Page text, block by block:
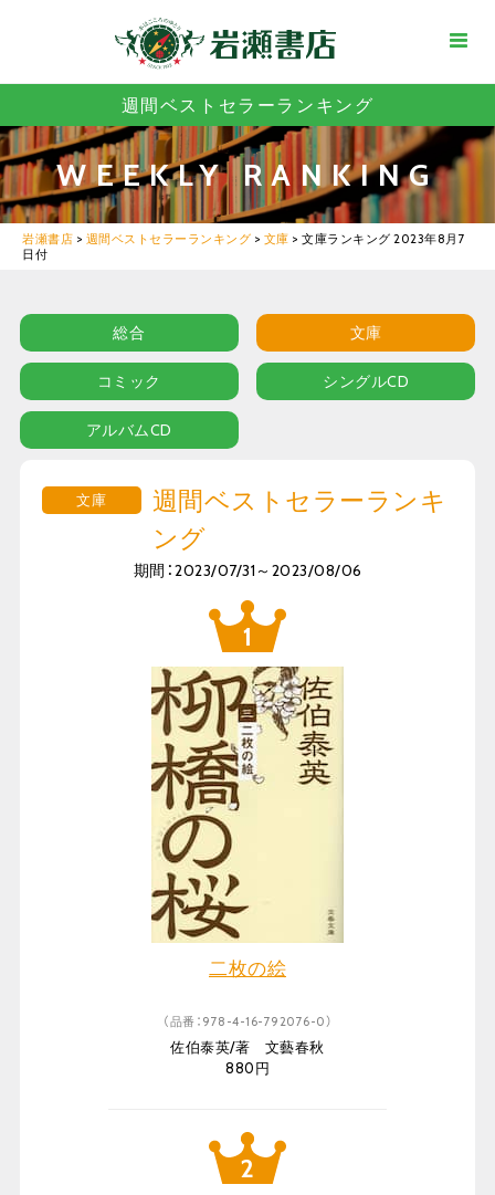
週間ベストセラーランキング
WEEKLY RANKING
岩瀬書店 > 週間ベストセラーランキング > 文庫 > 文庫ランキング 2023年8月7
日付
総合 文庫
コミック シングルCD
アルバムCD
文庫
週間ベストセラーランキ
ング
期間：2023/07/31～2023/08/06
二枚の絵
（品番：978-4-16-792076-0）
佐伯泰英/著 文藝春秋
880円